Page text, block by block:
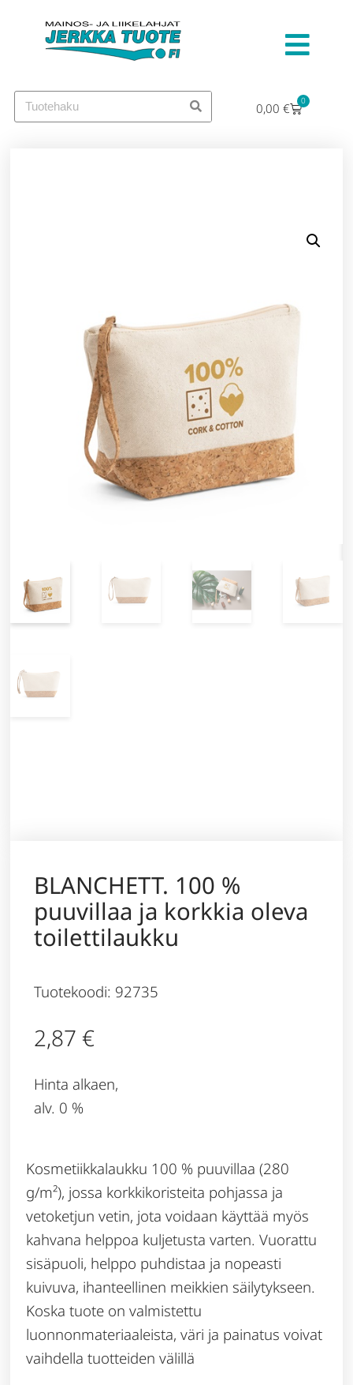
0,00 € 0
BLANCHETT. 100 %
puuvillaa ja korkkia oleva
toilettilaukku
Tuotekoodi: 92735
2,87 €
Hinta alkaen,
alv. 0 %
Kosmetiikkalaukku 100 % puuvillaa (280
g/m²), jossa korkkikoristeita pohjassa ja
vetoketjun vetin, jota voidaan käyttää myös
kahvana helppoa kuljetusta varten. Vuorattu
sisäpuoli, helppo puhdistaa ja nopeasti
kuivuva, ihanteellinen meikkien säilytykseen.
Koska tuote on valmistettu
luonnonmateriaaleista, väri ja painatus voivat
vaihdella tuotteiden välillä